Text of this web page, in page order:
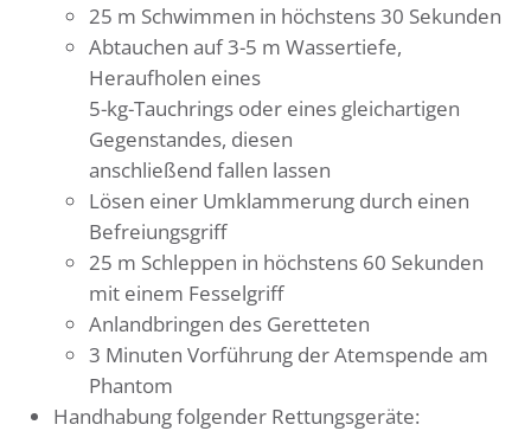
25 m Schwimmen in höchstens 30 Sekunden
Abtauchen auf 3-5 m Wassertiefe,
Heraufholen eines
5-kg-Tauchrings oder eines gleichartigen
Gegenstandes, diesen
anschließend fallen lassen
Lösen einer Umklammerung durch einen
Befreiungsgriff
25 m Schleppen in höchstens 60 Sekunden
mit einem Fesselgriff
Anlandbringen des Geretteten
3 Minuten Vorführung der Atemspende am
Phantom
Handhabung folgender Rettungsgeräte: